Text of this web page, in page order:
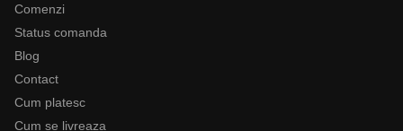
Comenzi
Status comanda
Blog
Contact
Cum platesc
Cum se livreaza